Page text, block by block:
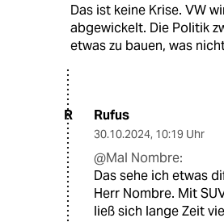
Das ist keine Krise. VW
abgewickelt. Die Politik
etwas zu bauen, was
R Rufus
30.10.2024, 10:19 Uhr
@Mal Nombre:
Das sehe ich etwas
Herr Nombre. Mit
ließ sich lange Zeit